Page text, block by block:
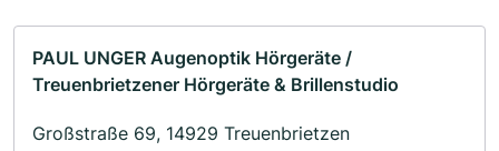
PAUL UNGER Augenoptik Hörgeräte /
Treuenbrietzener Hörgeräte & Brillenstudio
Großstraße 69, 14929 Treuenbrietzen